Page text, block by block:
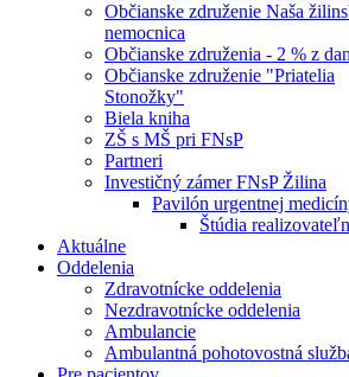
Občianske združenie Naša
nemocnica
Občianske združenia - 2 % z
Občianske združenie "Priatelia
Stonožky"
Biela kniha
ZŠ s MŠ pri FNsP
Partneri
Investičný zámer FNsP Žilina
Pavilón urgentnej
Štúdia
Aktuálne
Oddelenia
Zdravotnícke oddelenia
Nezdravotnícke oddelenia
Ambulancie
Ambulantná pohotovostná